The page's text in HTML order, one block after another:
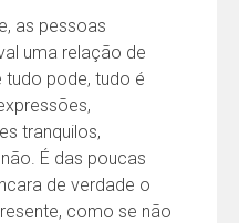
as pessoas
uma relação de
tudo pode, tudo é
tranquilos,
É das poucas
de verdade o
como se não